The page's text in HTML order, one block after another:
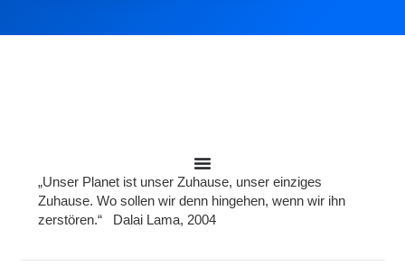
„Unser Planet ist unser Zuhause, unser einziges
Zuhause. Wo sollen wir denn hingehen, wenn wir ihn
zerstören.“ Dalai Lama, 2004